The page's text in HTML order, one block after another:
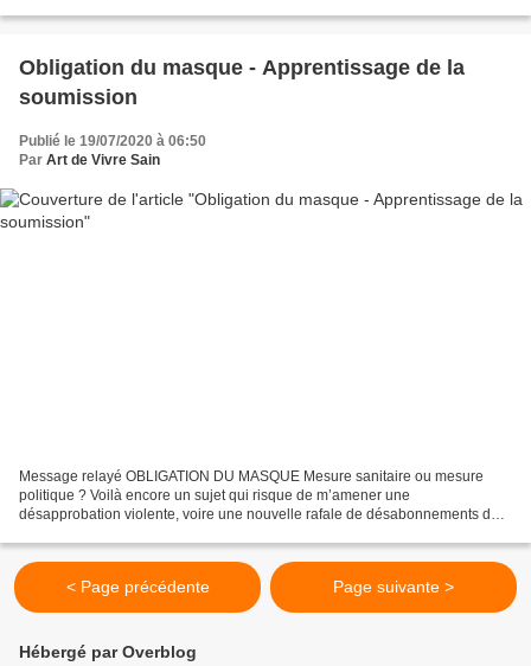
Obligation du masque - Apprentissage de la
soumission
Publié le 19/07/2020 à 06:50
Par Art de Vivre Sain
Message relayé OBLIGATION DU MASQUE Mesure sanitaire ou mesure
politique ? Voilà encore un sujet qui risque de m’amener une
désapprobation violente, voire une nouvelle rafale de désabonnements de
< Page précédente Page suivante >
Hébergé par Overblog